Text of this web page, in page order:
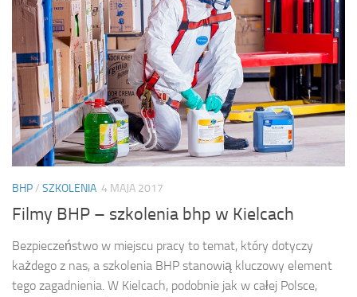
BHP/ SZKOLENIA 4 MAJA 2017
Filmy BHP – szkolenia bhp w Kielcach
Bezpieczeństwo w miejscu pracy to temat, który dotyczy
każdego z nas, a szkolenia BHP stanowią kluczowy element
tego zagadnienia. W Kielcach, podobnie jak w całej Polsce,